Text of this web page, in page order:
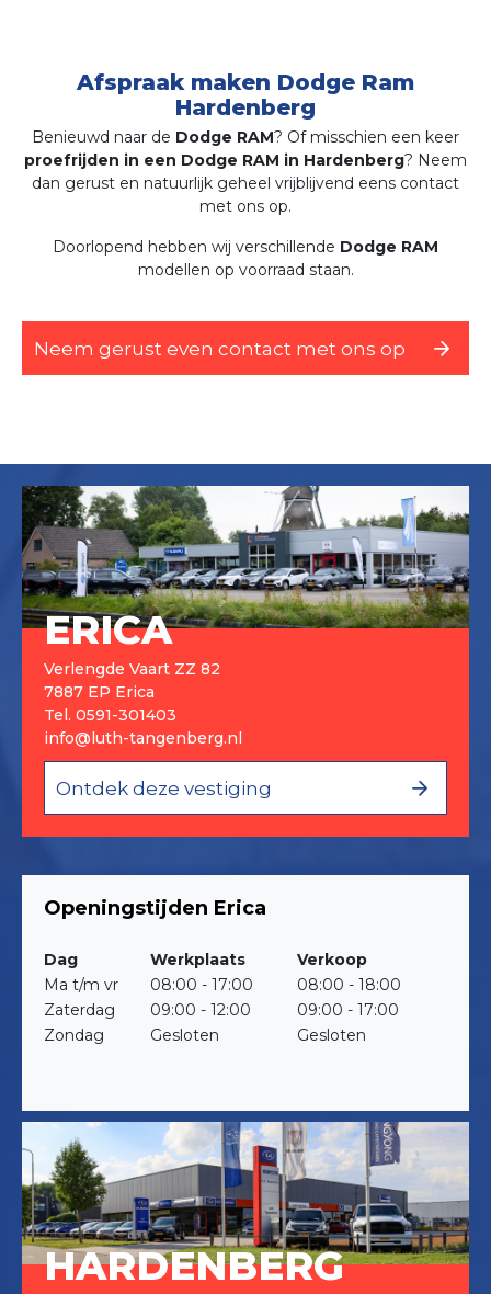
Afspraak maken Dodge Ram
Hardenberg
Benieuwd naar de Dodge RAM? Of misschien een keer
proefrijden in een Dodge RAM in Hardenberg? Neem
dan gerust en natuurlijk geheel vrijblijvend eens contact
met ons op.
Doorlopend hebben wij verschillende Dodge RAM
modellen op voorraad staan.
Neem gerust even contact met ons op
ERICA
Verlengde Vaart ZZ 82
7887 EP Erica
Tel. 0591-301403
info@luth-tangenberg.nl
Ontdek deze vestiging
Openingstijden Erica
Dag Werkplaats
Verkoop
Ma t/m vr
08:00 - 17:00
08:00 - 18:00
Zaterdag
09:00 - 12:00
09:00 - 17:00
Zondag
Gesloten Gesloten
HARDENBERG